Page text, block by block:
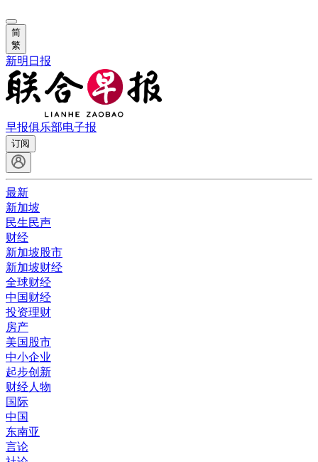
简
繁
新明日报
早报俱乐部电子报
订阅
最新
新加坡
民生民声
财经
新加坡股市
新加坡财经
全球财经
中国财经
投资理财
房产
美国股市
中小企业
起步创新
财经人物
国际
中国
东南亚
言论